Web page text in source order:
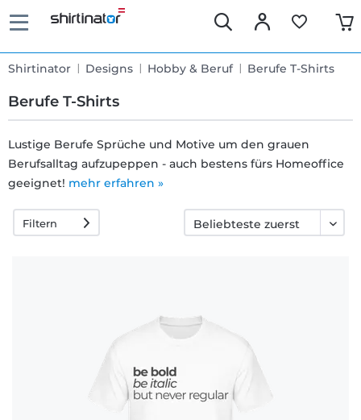
Shirtinator Designs Hobby & Beruf Berufe T-Shirts
Berufe T-Shirts
Schnelle
Lustige Berufe Sprüche und Motive um den grauen
Berufsalltag aufzupeppen - auch bestens fürs Homeoffice
geeignet! mehr erfahren »
Filtern